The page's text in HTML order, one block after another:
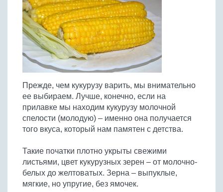
Из яиц и другие
Холодные супы
Супы-пюре
Молочные супы
Сладкие супы
Отварное мясо
Запеченное мясо
Тушеное мясо
Из мясного фарша
Из субпродуктов
Из мясопродуктов
Жареная рыба
Отварная и паровая
Запеченная рыба
Тушеная рыба
Морепродукты
Суши и роллы
Вся птица
Жареная птица
Отварная птица
Запеченная птица
Тушеная птица
Из фарша птицы
Из субпродуктов птицы
Овощи
Все овощи
Жареные овощи
Отварные овощи
Тушеные овощи
Запеченные овощи
Выпечка
Вся выпечка
Пироги и пирожки
Кексы и маффины
Печенье и булочки
Пиццы
Кремы
Соусы
Все соусы
Соусы к мясу
Соусы к рыбе
Соусы к овощам
Напитки
Все напитки
Алкогольные напитки
Безалкогольные напитки
Заготовки
Все заготовки
Грибы
Другие заготовки
Десерты
Десерты
Ещё...
Молочные продукты
Пельмени, вареники
Прежде, чем кукурузу варить, мы внимательно
ее выбираем. Лучше, конечно, если на
прилавке мы находим кукурузу молочной
спелости (молодую) – именно она получается
того вкуса, который нам памятен с детства.
Такие початки плотно укрыты свежими
листьями, цвет кукурузных зерен – от молочно-
белых до желтоватых. Зерна – выпуклые,
мягкие, но упругие, без ямочек.